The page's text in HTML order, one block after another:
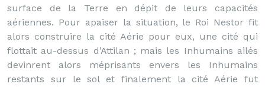
surface de la Terre en dépit de leurs capacités
aériennes. Pour apaiser la situation, le Roi Nestor fit
alors construire la cité Aérie pour eux, une cité qui
flottait au-dessus d’Attilan ; mais les Inhumains ailés
devinrent alors méprisants envers les Inhumains
restants sur le sol et finalement la cité Aérie fut